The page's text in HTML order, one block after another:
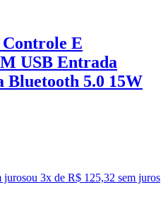
Controle E
USB Entrada
Bluetooth 5.0 15W
jurosou 3x de R$ 125,32 sem juros